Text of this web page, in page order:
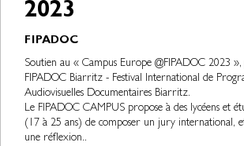
2023
FIPADOC
Soutien au « Campus Europe @FIPADOC 2023
FIPADOC Biarritz - Festival International de
Audiovisuelles Documentaires Biarritz.
Le FIPADOC CAMPUS propose à des lycéens et
(17 à 25 ans) de composer un jury international,
une réflexion..